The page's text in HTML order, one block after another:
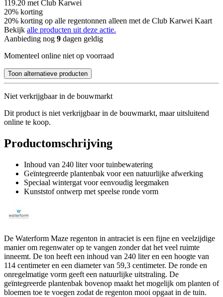
119.20 met Club Karwei
20% korting
20% korting op alle regentonnen alleen met de Club Karwei Kaart
Bekijk alle producten uit deze actie.
Aanbieding nog 9 dagen geldig
Momenteel online niet op voorraad
Toon alternatieve producten
Niet verkrijgbaar in de bouwmarkt
Dit product is niet verkrijgbaar in de bouwmarkt, maar uitsluitend
online te koop.
Productomschrijving
Inhoud van 240 liter voor tuinbewatering
Geïntegreerde plantenbak voor een natuurlijke afwerking
Speciaal wintergat voor eenvoudig leegmaken
Kunststof ontwerp met speelse ronde vorm
De Waterform Maze regenton in antraciet is een fijne en veelzijdige
manier om regenwater op te vangen zonder dat het veel ruimte
inneemt. De ton heeft een inhoud van 240 liter en een hoogte van
114 centimeter en een diameter van 59,3 centimeter. De ronde en
onregelmatige vorm geeft een natuurlijke uitstraling. De
geïntegreerde plantenbak bovenop maakt het mogelijk om planten of
bloemen toe te voegen zodat de regenton mooi opgaat in de tuin.